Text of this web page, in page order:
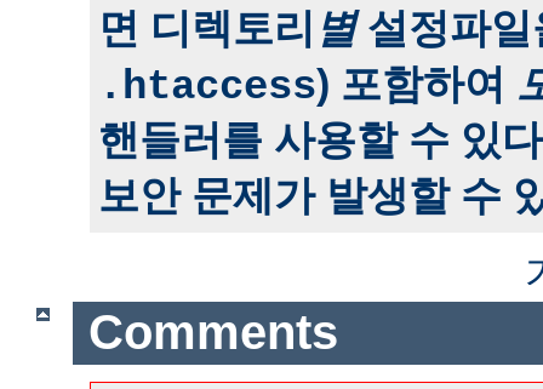
면 디렉토리 별설정파일
.htaccess) 포함하여
핸들러를 사용할 수 있
보안 문제가 발생할 수
Comments